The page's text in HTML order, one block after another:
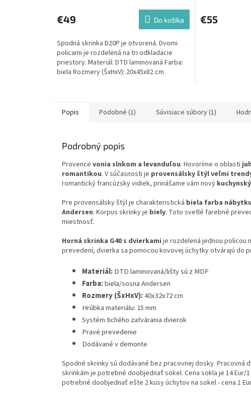
€49 Do košíka
Spodná skrinka D20P je otvorená. Dvomi
policami je rozdelená na tri odkladacie
priestory. Materiál: DTD laminovaná Farba:
biela Rozmery (ŠxHxV): 20x45x82 cm
€55
Popis Podobné (1) Súvisiace súbory (1)
Podrobný popis
Provence vonia slnkom a levanduľou. Hovoríme o oblasti
romantikou. V súčasnosti je provensálsky štýl veľmi
romantický francúzsky vidiek, prinášame vám nový
Pre provensálsky štýl je charakteristická biela farba nábytku
Andersen. Korpus skrinky je biely. Toto svetlé farebné
miestnosť.
Horná skrinka G40 s dvierkami je rozdelená jednou policou
prevedení, dvierka sa pomocou kovovej úchytky otvárajú do
Materiál:DTD laminovaná/lišty sú z MDF
Farba:biela/sosna Andersen
Rozmery (ŠxHxV):40x32x72 cm
Hrúbka materiálu: 15 mm
Systém tichého zatvárania dvierok
Pravé prevedenie
Dodávané v demonte
Spodné skrinky sú dodávané bez pracovnej dosky. Pracovná
skrinkám je potrebné doobjednať sokel. Cena sokla je 14
potrebné doobjednať ešte 2 kusy úchytov na sokel - cena 1